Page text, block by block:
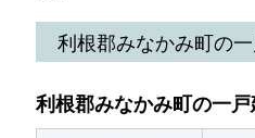
利根郡みなかみ町の
利根郡みなかみ町の一